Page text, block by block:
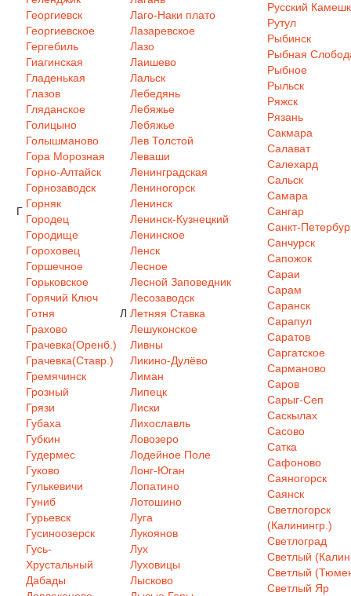
Г
Георгиевск
Георгиевское
Гергебиль
Гиагинская
Гладенькая
Глазов
Гляданское
Голицыно
Голышманово
Гора Морозная
Горно-Алтайск
Горнозаводск
Горняк
Городец
Городище
Гороховец
Горшечное
Горьковское
Горячий Ключ
Готня
Грахово
Грачевка(Оренб.)
Грачевка(Ставр.)
Гремячинск
Грозный
Грязи
Губаха
Губкин
Гудермес
Гуково
Гулькевичи
Гуниб
Гурьевск
Гусиноозерск
Гусь-
Хрустальный
Дабады
Л
Лаго-Наки плато
Лазаревское
Лазо
Лаишево
Лальск
Лебедянь
Лебяжье
Лебяжье
Лев Толстой
Леваши
Ленинградская
Лениногорск
Ленинск
Ленинск-Кузнецкий
Ленинское
Ленск
Лесное
Лесной Заповедник
Лесозаводск
Летняя Ставка
Лешуконское
Ливны
Ликино-Дулёво
Лиман
Липецк
Лиски
Лихославль
Ловозеро
Лодейное Поле
Лонг-Юган
Лопатино
Лотошино
Луга
Лукоянов
Лух
Луховицы
Лысково
Русский
Рутул
Рыбинск
Рыбная
Рыбное
Рыльск
Ряжск
Рязань
Сакмара
Салават
Салехард
Сальск
Самара
Сангар
Санкт-
Санчурск
Сапожок
Сараи
Сарам
Саранск
Сарапул
Саратов
Саргатское
Сарманово
Саров
Сарыг-Сеп
Саскылах
Сасово
Сатка
Сафоново
Саяногорск
Саянск
Светлогорск
(Калинингр.)
Светлоград
Светлый
Светлый
Светлый Яр